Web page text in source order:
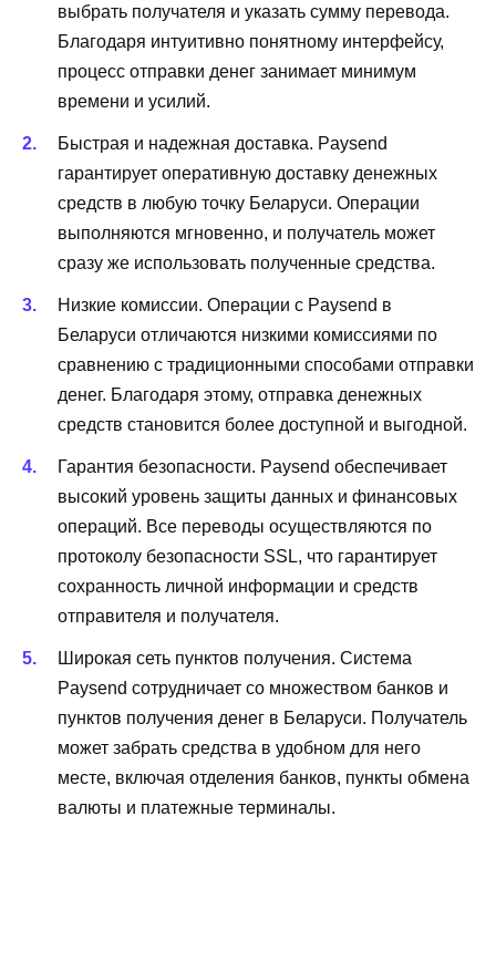
выбрать получателя и указать сумму перевода.
Благодаря интуитивно понятному интерфейсу,
процесс отправки денег занимает минимум
времени и усилий.
Быстрая и надежная доставка. Paysend
гарантирует оперативную доставку денежных
средств в любую точку Беларуси. Операции
выполняются мгновенно, и получатель может
сразу же использовать полученные средства.
Низкие комиссии. Операции с Paysend в
Беларуси отличаются низкими комиссиями по
сравнению с традиционными способами отправки
денег. Благодаря этому, отправка денежных
средств становится более доступной и выгодной.
Гарантия безопасности. Paysend обеспечивает
высокий уровень защиты данных и финансовых
операций. Все переводы осуществляются по
протоколу безопасности SSL, что гарантирует
сохранность личной информации и средств
отправителя и получателя.
Широкая сеть пунктов получения. Система
Paysend сотрудничает со множеством банков и
пунктов получения денег в Беларуси. Получатель
может забрать средства в удобном для него
месте, включая отделения банков, пункты обмена
валюты и платежные терминалы.